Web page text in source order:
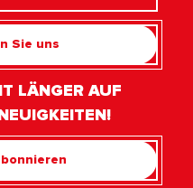
Sie uns
LÄNGER AUF